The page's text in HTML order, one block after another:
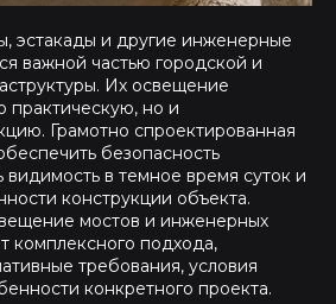
эстакады и другие инженерные
важной частью городской и
Их освещение
практическую, но и
Грамотно спроектированная
безопасность
в темное время суток и
конструкции объекта.
мостов и инженерных
комплексного подхода,
требования, условия
конкретного проекта.